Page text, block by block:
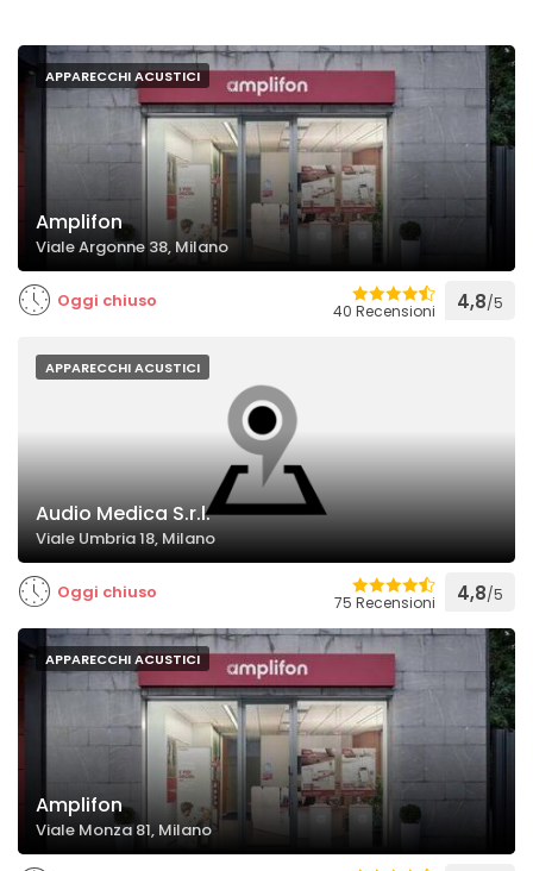
APPARECCHI ACUSTICI
Amplifon
Viale Argonne 38, Milano
Oggi chiuso 40 Recensioni 4,8/5
APPARECCHI ACUSTICI
Audio Medica S.r.l.
Viale Umbria 18, Milano
Oggi chiuso 75 Recensioni 4,8/5
APPARECCHI ACUSTICI
Amplifon
Viale Monza 81, Milano